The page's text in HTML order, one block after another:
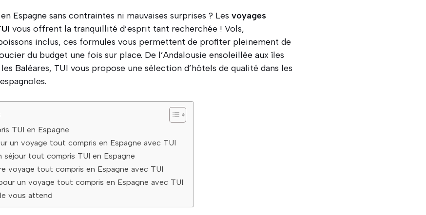
Espagne sans contraintes ni mauvaises surprises ? Les voyages
vous offrent la tranquillité d’esprit tant recherchée ! Vols,
inclus, ces formules vous permettent de profiter pleinement de
du budget une fois sur place. De l’Andalousie ensoleillée aux îles
Baléares, TUI vous propose une sélection d’hôtels de qualité dans les
TUI en Espagne
un voyage tout compris en Espagne avec TUI
séjour tout compris TUI en Espagne
voyage tout compris en Espagne avec TUI
un voyage tout compris en Espagne avec TUI
vous attend